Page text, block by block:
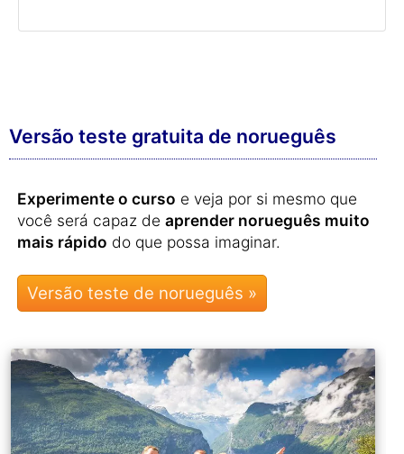
Versão teste gratuita de norueguês
Experimente o curso e veja por si mesmo que
você será capaz de aprender norueguês muito
mais rápido do que possa imaginar.